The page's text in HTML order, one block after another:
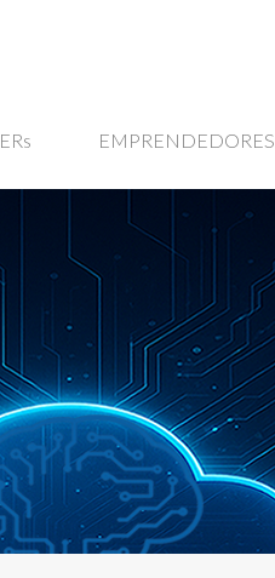
EMPRENDEDORES